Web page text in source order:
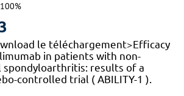
100%
le téléchargement>Efficacy
in patients with non-
spondyloarthritis: results of a
controlled trial ( ABILITY-1 ).